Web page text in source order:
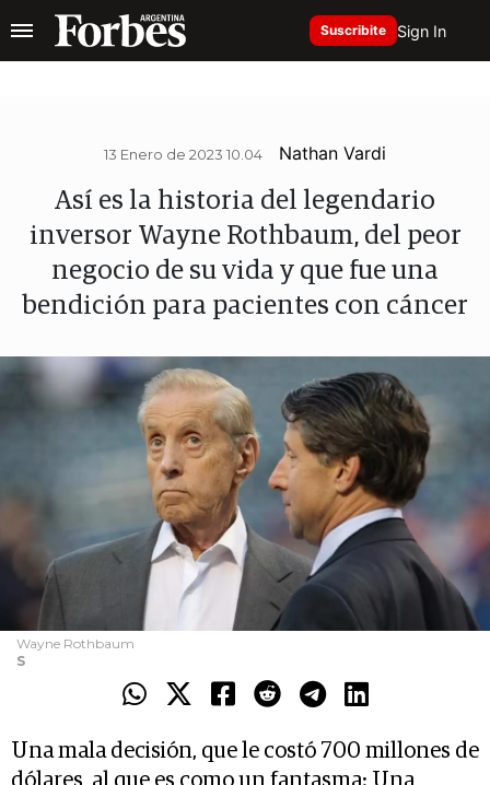
Suscribite Sign In
13 Enero de 2023 10.04 Nathan Vardi
Así es la historia del legendario
inversor Wayne Rothbaum, del peor
negocio de su vida y que fue una
bendición para pacientes con cáncer
Wayne Rothbaum
S
Una mala decisión, que le costó 700 millones de